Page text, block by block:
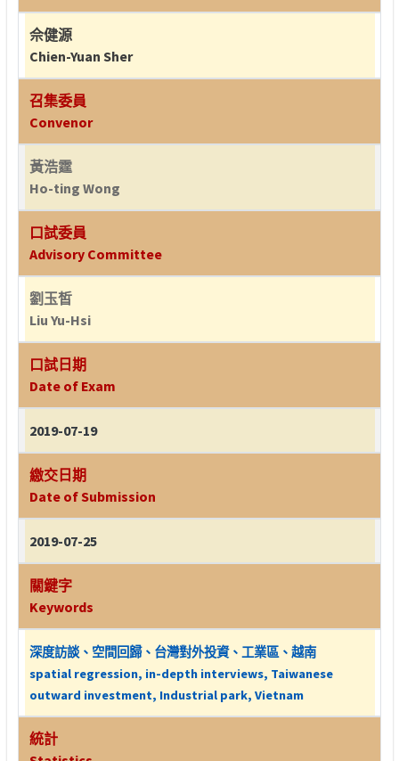
佘健源
Chien-Yuan Sher
召集委員
Convenor
黃浩霆
Ho-ting Wong
口試委員
Advisory Committee
劉玉皙
Liu Yu-Hsi
口試日期
Date of Exam
2019-07-19
繳交日期
Date of Submission
2019-07-25
關鍵字
Keywords
深度訪談、空間回歸、台灣對外投資、工業區、越南
spatial regression, in-depth interviews, Taiwanese
outward investment, Industrial park, Vietnam
統計